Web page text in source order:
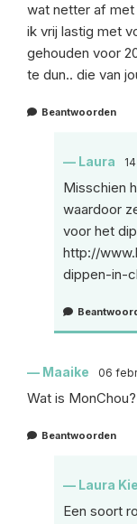
wat netter af
ik vrij lastig met
gehouden voor
te dun.. die van
Beantwoorden
Laura
Misschien
waardoor
voor het
http://
dippen-in-
Maaike 06
Wat is MonChou?
Beantwoorden
Laura
Een soort